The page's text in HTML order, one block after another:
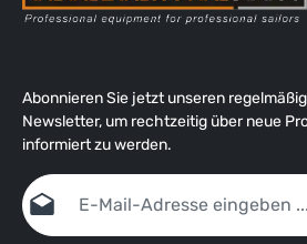
Abonnieren Sie jetzt unseren
Newsletter, um rechtzeitig über neue
informiert zu werden.
E-Mail-Adresse*